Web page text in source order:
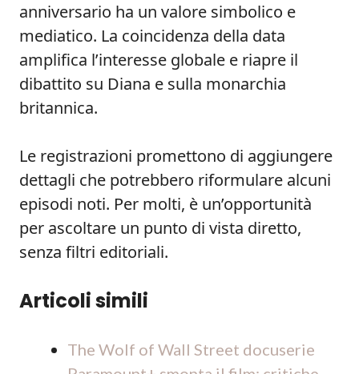
anniversario ha un valore simbolico e
mediatico. La coincidenza della data
amplifica l’interesse globale e riapre il
dibattito su Diana e sulla monarchia
britannica.
Le registrazioni promettono di aggiungere
dettagli che potrebbero riformulare alcuni
episodi noti. Per molti, è un’opportunità
per ascoltare un punto di vista diretto,
senza filtri editoriali.
Articoli simili
The Wolf of Wall Street docuserie